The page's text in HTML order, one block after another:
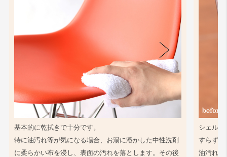
基本的に乾拭きで十分です。
特に油汚れ等が気になる場合、お湯に溶かした中性洗剤
に柔らかい布を浸し、表面の汚れを落とします。その後
シェル同
すらず、
油汚れ等